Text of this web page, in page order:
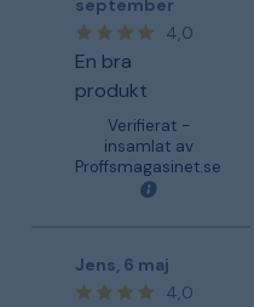
september
4,0
En bra
produkt
Verifierat -
insamlat av
Proffsmagasinet.se
Jens, 6 maj
4,0